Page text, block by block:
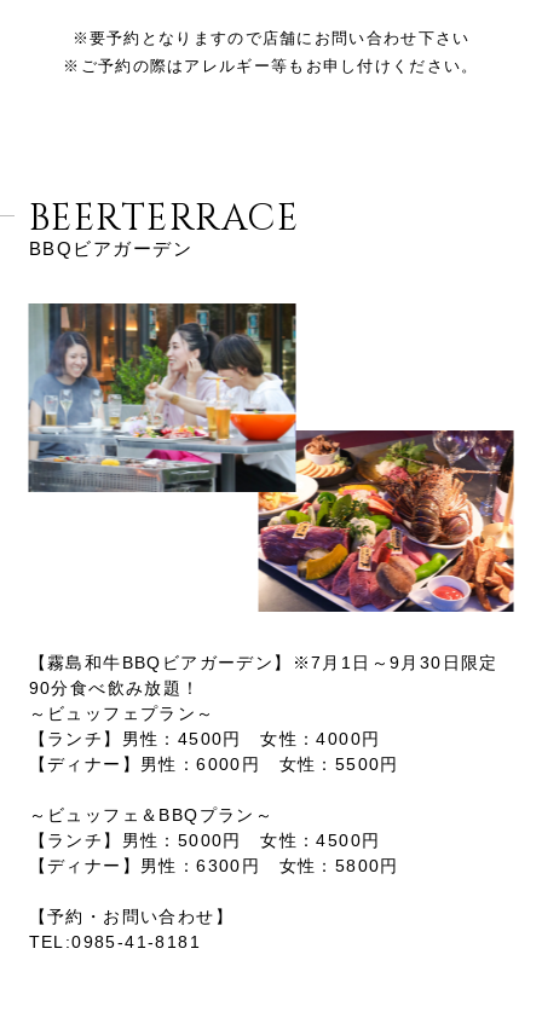
※要予約となりますので店舗にお問い合わせ下さい
※ご予約の際はアレルギー等もお申し付けください。
BEERTERRACE
BBQビアガーデン
【霧島和牛BBQビアガーデン】※7月1日～9月30日限定
90分食べ飲み放題！
～ビュッフェプラン～
【ランチ】男性：4500円 女性：4000円
【ディナー】男性：6000円 女性：5500円
～ビュッフェ＆BBQプラン～
【ランチ】男性：5000円 女性：4500円
【ディナー】男性：6300円 女性：5800円
【予約・お問い合わせ】
TEL:0985-41-8181